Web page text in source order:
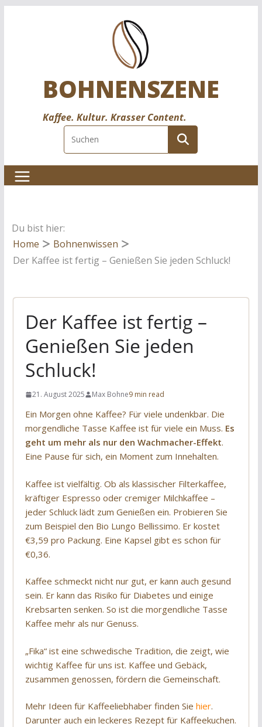
BOHNENSZENE
Kaffee. Kultur. Krasser Content.
Du bist hier:
Home
Bohnenwissen
Der Kaffee ist fertig – Genießen Sie jeden Schluck!
Der Kaffee ist fertig –
Genießen Sie jeden
Schluck!
21. August 2025 Max Bohne9 min read
Ein Morgen ohne Kaffee? Für viele undenkbar. Die
morgendliche Tasse Kaffee ist für viele ein Muss. Es
geht um mehr als nur den Wachmacher-Effekt.
Eine Pause für sich, ein Moment zum Innehalten.
Kaffee ist vielfältig. Ob als klassischer Filterkaffee,
kräftiger Espresso oder cremiger Milchkaffee –
jeder Schluck lädt zum Genießen ein. Probieren Sie
zum Beispiel den Bio Lungo Bellissimo. Er kostet
€3,59 pro Packung. Eine Kapsel gibt es schon für
€0,36.
Kaffee schmeckt nicht nur gut, er kann auch gesund
sein. Er kann das Risiko für Diabetes und einige
Krebsarten senken. So ist die morgendliche Tasse
Kaffee mehr als nur Genuss.
„Fika“ ist eine schwedische Tradition, die zeigt, wie
wichtig Kaffee für uns ist. Kaffee und Gebäck,
zusammen genossen, fördern die Gemeinschaft.
Mehr Ideen für Kaffeeliebhaber finden Sie hier.
Darunter auch ein leckeres Rezept für Kaffeekuchen.